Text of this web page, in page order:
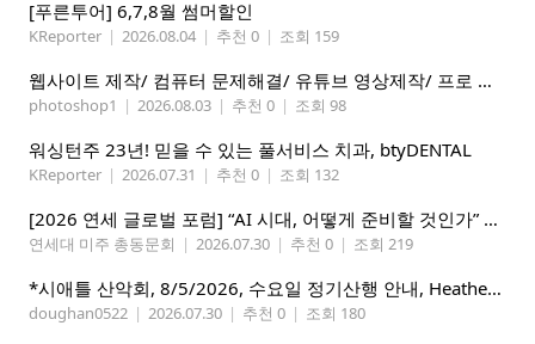
[푸른투어] 6,7,8월 썸머할인
KReporter | 2026.08.04 | 추천 0 | 조회 159
웹사이트 제작/ 컴퓨터 문제해결/ 유튜브 영상제작/ 프로 사진촬영
photoshop1 | 2026.08.03 | 추천 0 | 조회 98
워싱턴주 23년! 믿을 수 있는 풀서비스 치과, btyDENTAL
KReporter | 2026.07.31 | 추천 0 | 조회 132
[2026 연세 글로벌 포럼] “AI 시대, 어떻게 준비할 것인가” 8월 7-10일 벨뷰 개최
연세대 미주 총동문회 | 2026.07.30 | 추천 0 | 조회 219
*시애틀 산악회, 8/5/2026, 수요일 정기산행 안내, Heather Lake*
doughan0522 | 2026.07.30 | 추천 0 | 조회 180